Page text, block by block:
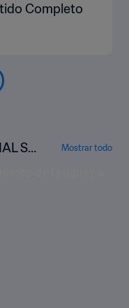
Completo
SU
Mostrar todo